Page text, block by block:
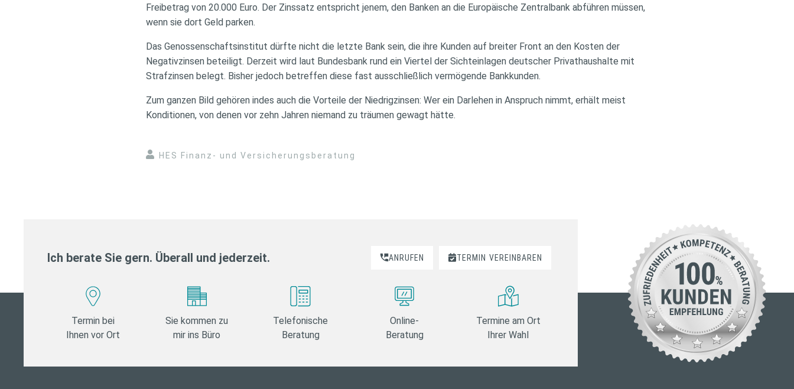
Freibetrag von 20.000 Euro. Der Zinssatz entspricht jenem, den Banken an die Europäische Zentralbank abführen müssen,
wenn sie dort Geld parken.
Das Genossenschaftsinstitut dürfte nicht die letzte Bank sein, die ihre Kunden auf breiter Front an den Kosten der
Negativzinsen beteiligt. Derzeit wird laut Bundesbank rund ein Viertel der Sichteinlagen deutscher Privathaushalte mit
Strafzinsen belegt. Bisher jedoch betreffen diese fast ausschließlich vermögende Bankkunden.
Zum ganzen Bild gehören indes auch die Vorteile der Niedrigzinsen: Wer ein Darlehen in Anspruch nimmt, erhält meist
Konditionen, von denen vor zehn Jahren niemand zu träumen gewagt hätte.
HES Finanz- und Versicherungsberatung
Ich berate Sie gern. Überall und jederzeit. ANRUFEN TERMIN VEREINBAREN
Termin bei
Ihnen vor Ort
Sie kommen zu
mir ins Büro
Telefonische
Beratung
Online-
Beratung
Termine am Ort
Ihrer Wahl